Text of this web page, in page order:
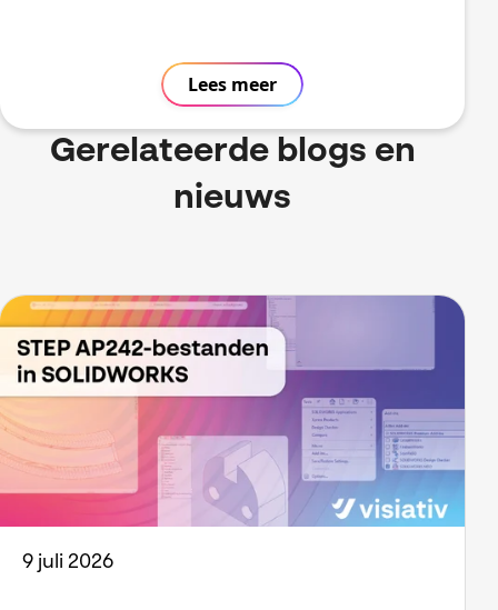
Lees meer
Gerelateerde blogs en
nieuws
9 juli 2026